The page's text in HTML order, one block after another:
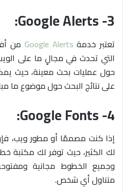
3- Google Alerts:
تعتبر خدمة Google Alerts من
التي تحدث في مجالٍ ما على
حول عمليات بحث معينة، حيث
على نتائج البحث حول موضوع ما
4- Google Fonts:
إذا كنت مصممًا أو مطور ويب،
لك الكثير، حيث توفر لك مكتبة
وجميع الخطوط مجانية
متناول أي شخص.